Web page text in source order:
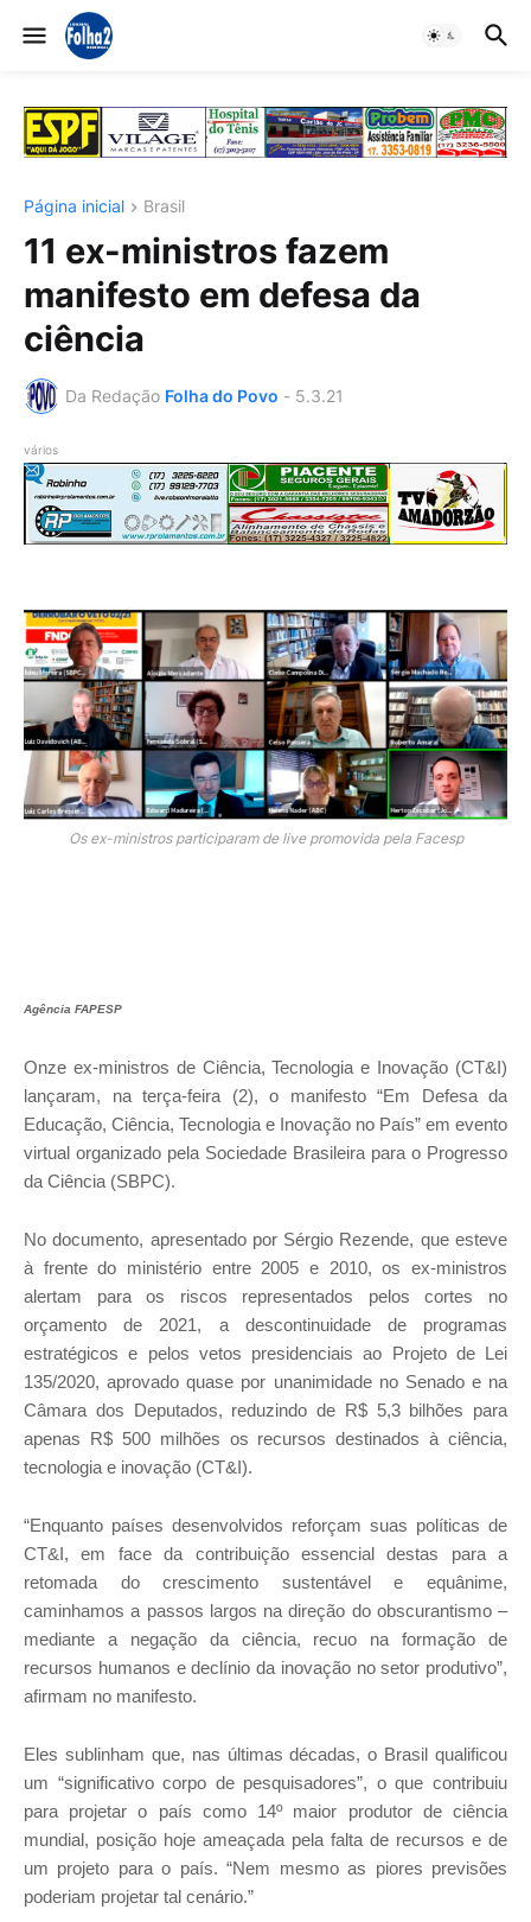
Página inicial Brasil
11 ex-ministros fazem
manifesto em defesa da
ciência
Da Redação Folha do Povo - 5.3.21
vários
Os ex-ministros participaram de live promovida pela Facesp
Agência FAPESP
Onze ex-ministros de Ciência, Tecnologia e Inovação (CT&I)
lançaram, na terça-feira (2), o manifesto “Em Defesa da
Educação, Ciência, Tecnologia e Inovação no País” em evento
virtual organizado pela Sociedade Brasileira para o Progresso
da Ciência (SBPC).
No documento, apresentado por Sérgio Rezende, que esteve
à frente do ministério entre 2005 e 2010, os ex-ministros
alertam para os riscos representados pelos cortes no
orçamento de 2021, a descontinuidade de programas
estratégicos e pelos vetos presidenciais ao Projeto de Lei
135/2020, aprovado quase por unanimidade no Senado e na
Câmara dos Deputados, reduzindo de R$ 5,3 bilhões para
apenas R$ 500 milhões os recursos destinados à ciência,
tecnologia e inovação (CT&I).
“Enquanto países desenvolvidos reforçam suas políticas de
CT&I, em face da contribuição essencial destas para a
retomada do crescimento sustentável e equânime,
caminhamos a passos largos na direção do obscurantismo –
mediante a negação da ciência, recuo na formação de
recursos humanos e declínio da inovação no setor produtivo”,
afirmam no manifesto.
Eles sublinham que, nas últimas décadas, o Brasil qualificou
um “significativo corpo de pesquisadores”, o que contribuiu
para projetar o país como 14º maior produtor de ciência
mundial, posição hoje ameaçada pela falta de recursos e de
um projeto para o país. “Nem mesmo as piores previsões
poderiam projetar tal cenário.”